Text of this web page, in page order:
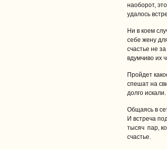
наоборот,
удалось
Ни в коем
себе жену
счастье не
вдумчиво их
Пройдет
спешат на
долго искали.
Общаясь в
И встреча
тысяч пар,
счастье.